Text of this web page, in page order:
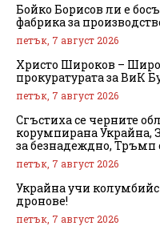
Бойко Борисов ли е
фабрика за
петък, 7 август 2026
Христо Широков –
прокуратурата за ВиК
петък, 7 август 2026
Сгъстиха се черните
корумпирана Украйна,
за безнадеждно, Тръмп
петък, 7 август 2026
Украйна учи
дронове!
петък, 7 август 2026